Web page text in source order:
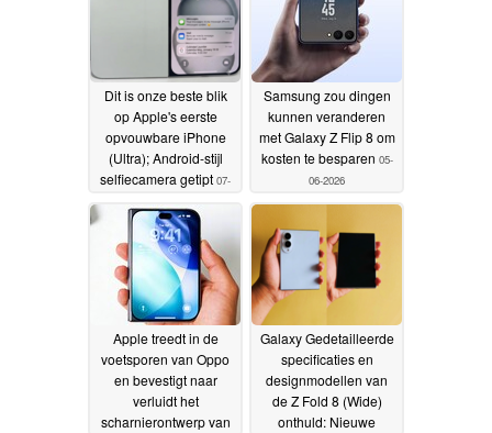
Dit is onze beste blik
op Apple's eerste
opvouwbare iPhone
(Ultra); Android-stijl
selfiecamera getipt 07-
Samsung zou dingen
kunnen veranderen
met Galaxy Z Flip 8 om
kosten te besparen 05-
06-2026
Apple treedt in de
voetsporen van Oppo
en bevestigt naar
verluidt het
scharnierontwerp van
Galaxy Gedetailleerde
specificaties en
designmodellen van
de Z Fold 8 (Wide)
onthuld: Nieuwe